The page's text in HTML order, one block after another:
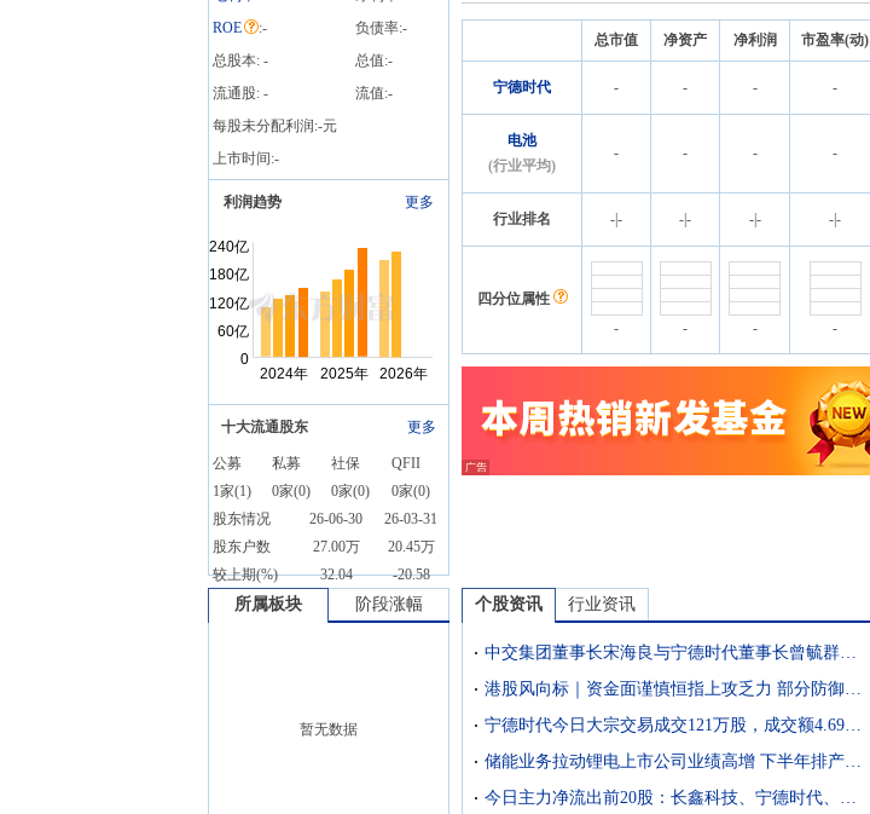
ROE
:- 负债率:-
总股本: - 总值:-
流通股: - 流值:-
每股未分配利润:-元
上市时间:-
利润趋势 更多
十大流通股东 更多
公募 私募 社保
QFII
1家(1) 0家(0) 0家(0) 0家(0)
股东情况
26-06-30
26-03-31
股东户数
27.00万
20.45万
较上期(%)
32.04 -20.58
总市值 净资产 净利润 市盈率(动)
宁德时代 - - - -
电池
(行业平均)
- - - -
行业排名 -- -- -|- --
四分位属性
-
- - -
所属板块 阶段涨幅
暂无数据
个股资讯 行业资讯
中交集团董事长宋海良与宁德时代董事长曾毓群举行会谈
港股风向标｜资金面谨慎恒指上攻乏力 部分防御资产再度走高
宁德时代今日大宗交易成交121万股，成交额4.69亿元
储能业务拉动锂电上市公司业绩高增 下半年排产回暖
今日主力净流出前20股：长鑫科技、宁德时代、风华高科位列前三